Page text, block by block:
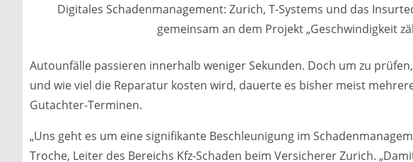
Digitales Schadenmanagement: Zurich, T-Systems und das
gemeinsam an dem Projekt „Geschwindigkeit
Autounfälle passieren innerhalb weniger Sekunden. Doch um zu
und wie viel die Reparatur kosten wird, dauerte es bisher meist
Gutachter-Terminen.
„Uns geht es um eine signifikante Beschleunigung im
Troche, Leiter des Bereichs Kfz-Schaden beim Versicherer Zurich.